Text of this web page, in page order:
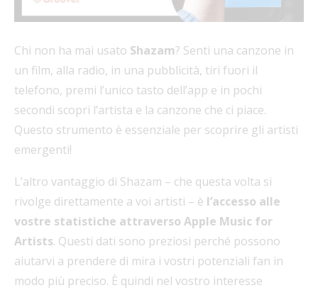
Chi non ha mai usato Shazam? Senti una canzone in
un film, alla radio, in una pubblicità, tiri fuori il
telefono, premi l’unico tasto dell’app e in pochi
secondi scopri l’artista e la canzone che ci piace.
Questo strumento è essenziale per scoprire gli artisti
emergenti!
L’altro vantaggio di Shazam – che questa volta si
rivolge direttamente a voi artisti – è l’accesso alle
vostre statistiche attraverso Apple Music for
Artists. Questi dati sono preziosi perché possono
aiutarvi a prendere di mira i vostri potenziali fan in
modo più preciso. È quindi nel vostro interesse